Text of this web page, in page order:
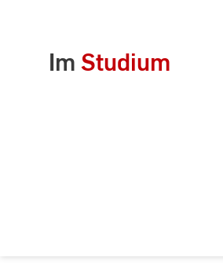
ImStudium